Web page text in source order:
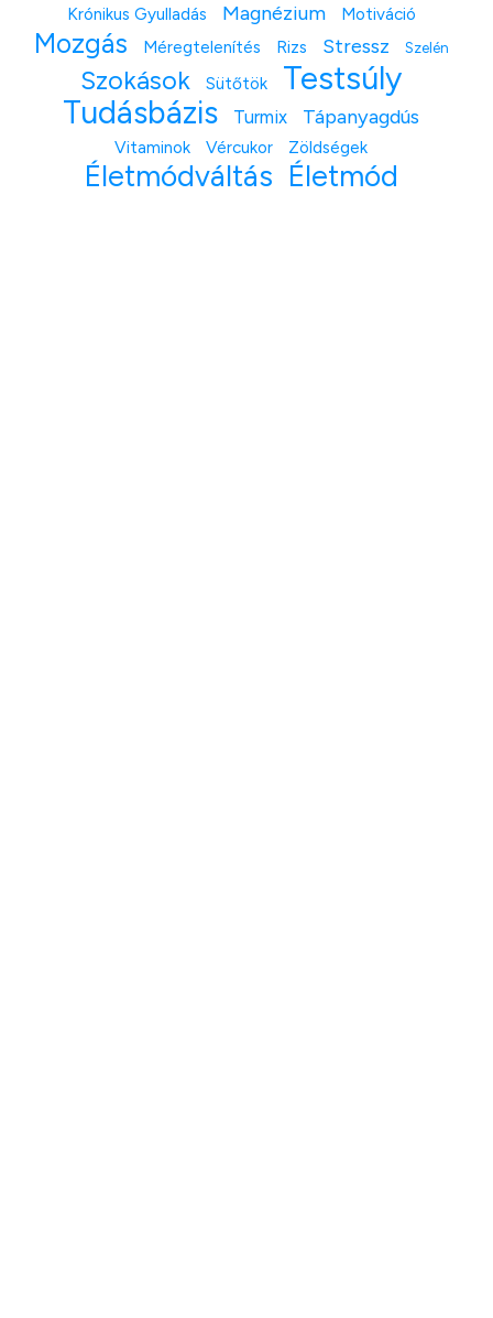
Krónikus Gyulladás Magnézium Motiváció
Mozgás Méregtelenítés Rizs Stressz Szelén
Szokások Sütőtök Testsúly
Tudásbázis Turmix Tápanyagdús
Vitaminok Vércukor Zöldségek
Életmódváltás Életmód